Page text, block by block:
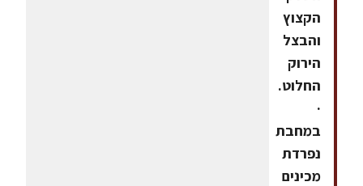
הקצוץ
והבצל
הירוק
החלוט.
·
במחבת
נפרדת
מכינים